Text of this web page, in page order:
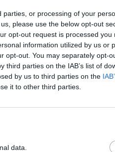
or processing of your
please use the below opt-out
opt-out request is processed you
information utilized by us or
opt-out. You may separately opt-
parties on the IAB’s list of
by us to third parties on the
it to other third parties.
data.
тросточкой
ничего. Т.е. призы
что у всех так или только у